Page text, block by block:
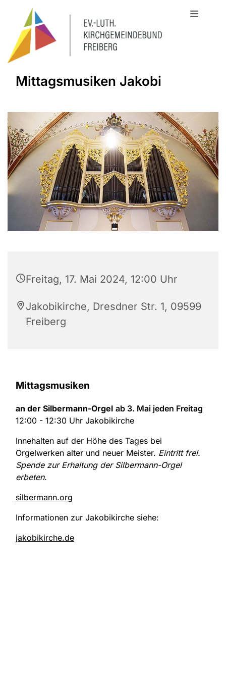
Mittagsmusiken Jakobi
Freitag, 17. Mai 2024, 12:00 Uhr
Jakobikirche, Dresdner Str. 1, 09599
Freiberg
Mittagsmusiken
an der Silbermann-Orgel ab 3. Mai jeden Freitag
12:00 - 12:30 Uhr Jakobikirche
Innehalten auf der Höhe des Tages bei
Orgelwerken alter und neuer Meister. Eintritt frei.
Spende zur Erhaltung der Silbermann-Orgel
erbeten.
silbermann.org
Informationen zur Jakobikirche siehe:
jakobikirche.de